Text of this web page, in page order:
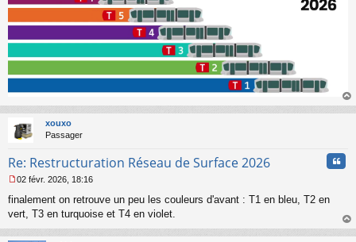
l
au
xouxo
Passager
Re: Restructuration Réseau de Surface 2026
e
s
a
02 févr. 2026, 18:16
finalement on retrouve un peu les couleurs d'avant : T1 en bleu, T2 en
vert, T3 en turquoise et T4 en violet.
au